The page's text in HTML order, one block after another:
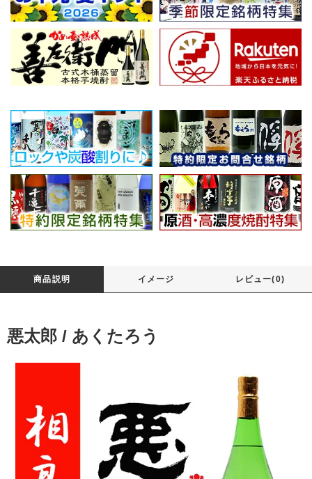
商品説明 イメージ レビュー(0)
悪太郎 / あくたろう